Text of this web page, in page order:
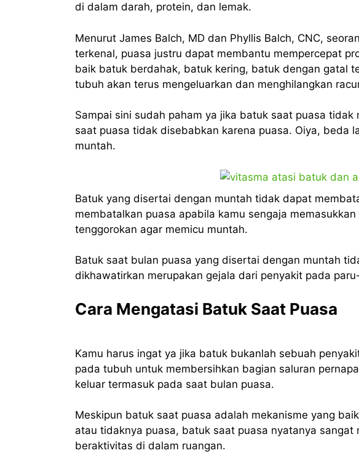
di dalam darah, protein, dan lemak.
Menurut James Balch, MD dan Phyllis Balch, CNC,
terkenal, puasa justru dapat membantu mempercepat
baik batuk berdahak, batuk kering, batuk dengan gatal
tubuh akan terus mengeluarkan dan menghilangkan
Sampai sini sudah paham ya jika batuk saat puasa
saat puasa tidak disebabkan karena puasa. Oiya, beda
muntah.
Batuk yang disertai dengan muntah tidak dapat
membatalkan puasa apabila kamu sengaja
tenggorokan agar memicu muntah.
Batuk saat bulan puasa yang disertai dengan muntah
dikhawatirkan merupakan gejala dari penyakit pada
Cara Mengatasi Batuk Saat Puasa
Kamu harus ingat ya jika batuk bukanlah sebuah
pada tubuh untuk membersihkan bagian saluran
keluar termasuk pada saat bulan puasa.
Meskipun batuk saat puasa adalah mekanisme yang
atau tidaknya puasa, batuk saat puasa nyatanya sangat
beraktivitas di dalam ruangan.